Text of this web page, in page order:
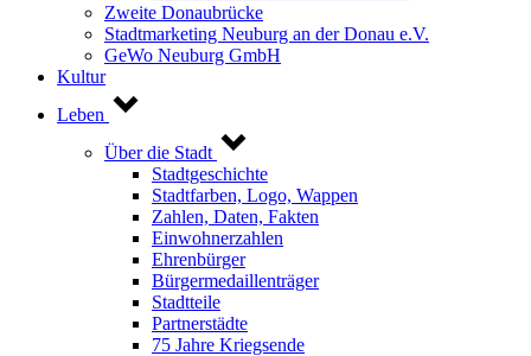
Zweite Donaubrücke
Stadtmarketing Neuburg an der Donau e.V.
GeWo Neuburg GmbH
Kultur
Leben
Über die Stadt
Stadtgeschichte
Stadtfarben, Logo, Wappen
Zahlen, Daten, Fakten
Einwohnerzahlen
Ehrenbürger
Bürgermedaillenträger
Stadtteile
Partnerstädte
75 Jahre Kriegsende